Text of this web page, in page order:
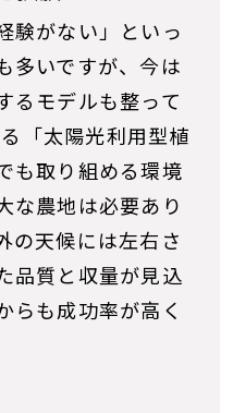
験がない」といっ
多いですが、今は
るモデルも整って
る「太陽光利用型植
も取り組める環境
な農地は必要あり
の天候には左右さ
品質と収量が見込
らも成功率が高く